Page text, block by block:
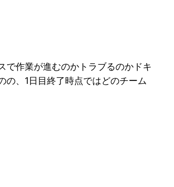
で作業が進むのかトラブるのかドキ
の、1日目終了時点ではどのチーム